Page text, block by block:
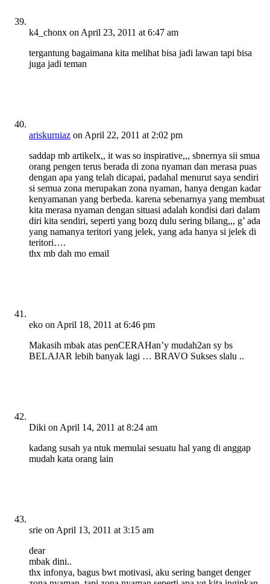
k4_chonx on April 23, 2011 at 6:47 am
tergantung bagaimana kita melihat bisa jadi lawan tapi bisa
juga jadi teman
ariskurniaz on April 22, 2011 at 2:02 pm
saddap mb artikelx,, it was so inspirative,,, sbnernya sii smua
orang pengen terus berada di zona nyaman dan merasa puas
dengan apa yang telah dicapai, padahal menurut saya sendiri
si semua zona merupakan zona nyaman, hanya dengan kadar
kenyamanan yang berbeda. karena sebenarnya yang membuat
kita merasa nyaman dengan situasi adalah kondisi dari dalam
diri kita sendiri, seperti yang bozq dulu sering bilang,,, g’ ada
yang namanya teritori yang jelek, yang ada hanya si jelek di
teritori….
thx mb dah mo email
eko on April 18, 2011 at 6:46 pm
Makasih mbak atas penCERAHan’y mudah2an sy bs
BELAJAR lebih banyak lagi … BRAVO Sukses slalu ..
Diki on April 14, 2011 at 8:24 am
kadang susah ya ntuk memulai sesuatu hal yang di anggap
mudah kata orang lain
srie on April 13, 2011 at 3:15 am
dear
mbak dini..
thx infonya, bagus bwt motivasi, aku sering banget denger